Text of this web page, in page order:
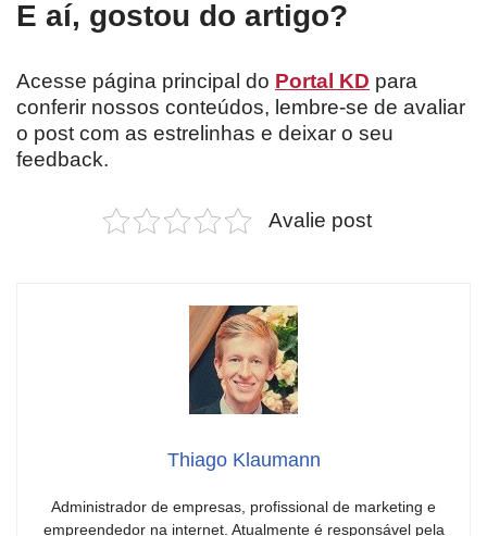
E aí, gostou do artigo?
Acesse página principal do Portal KD para
conferir nossos conteúdos, lembre-se de avaliar
o post com as estrelinhas e deixar o seu
feedback.
Avalie post
Thiago Klaumann
Administrador de empresas, profissional de marketing e
empreendedor na internet. Atualmente é responsável pela